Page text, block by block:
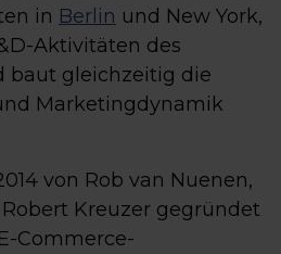
in Berlin und New York,
Aktivitäten des
baut gleichzeitig die
Marketingdynamik
von Rob van Nuenen,
Kreuzer gegründet
Commerce-